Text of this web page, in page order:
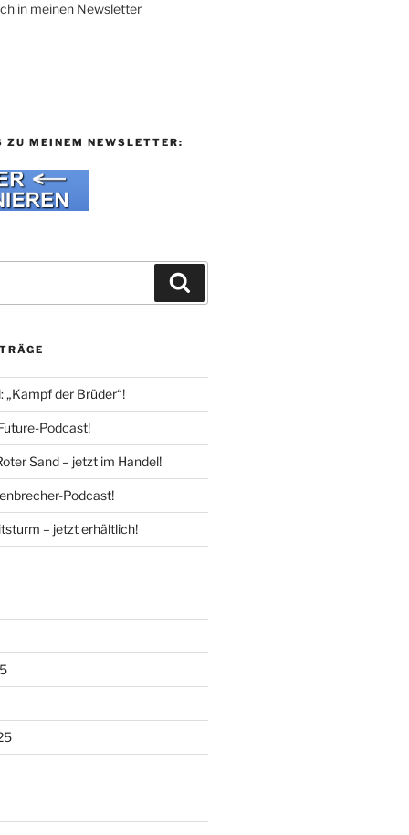
in meinen Newsletter
ZU MEINEM NEWSLETTER:
„Kampf der Brüder“!
Podcast!
Sand – jetzt im Handel!
Podcast!
– jetzt erhältlich!